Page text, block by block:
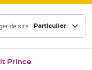
de site : Particulier
Prince